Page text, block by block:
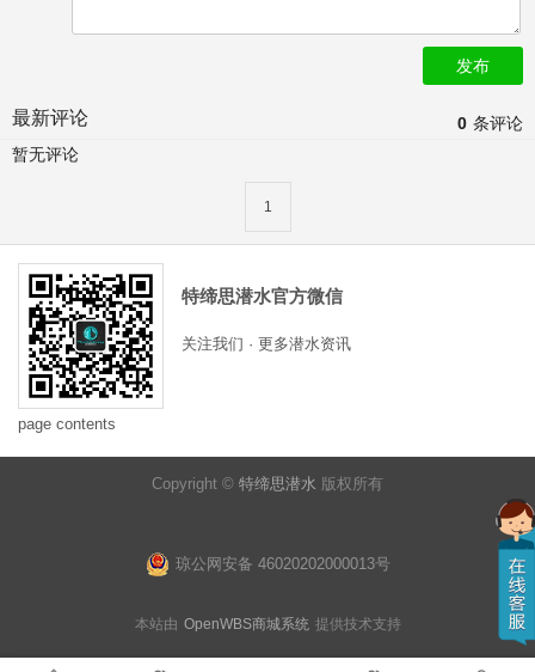
发布
0 条评论
最新评论
暂无评论
1
特缔思潜水官方微信
关注我们 · 更多潜水资讯
page contents
Copyright © 特缔思潜水 版权所有
琼公网安备 46020202000013号
本站由 OpenWBS商城系统 提供技术支持